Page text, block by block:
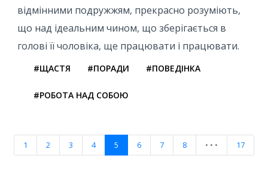
відмінними подружжям, прекрасно розуміють,
що над ідеальним чином, що зберігається в
голові її чоловіка, ще працювати і працювати.
#ЩАСТЯ #ПОРАДИ #ПОВЕДІНКА
#РОБОТА НАД СОБОЮ
1 2 3 4 5 6 7 8 • • • 17